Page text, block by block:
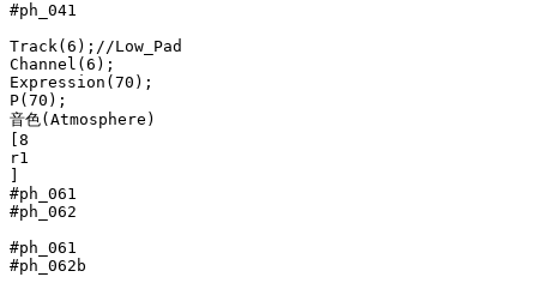
#ph_041
Track(6);//Low_Pad
Channel(6);
Expression(70);
P(70);
音色(Atmosphere)
[8
r1
#ph_061
#ph_062
#ph_061
#ph_062b